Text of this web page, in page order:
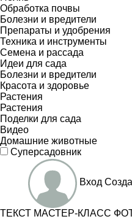
Обработка почвы
Болезни и вредители
Препараты и удобрения
Техника и инструменты
Семена и рассада
Идеи для сада
Болезни и вредители
Красота и здоровье
Растения
Растения
Поделки для сада
Видео
Домашние животные
Суперсадовник
Вход
ТЕКСТ МАСТЕР-КЛАСС